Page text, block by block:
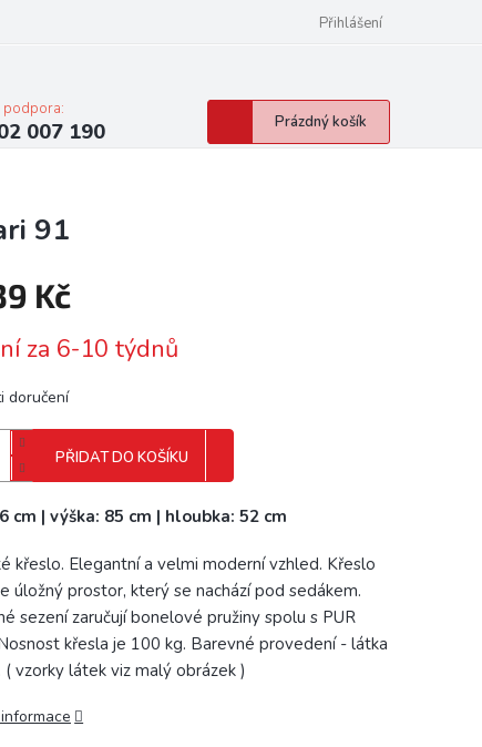
Přihlášení
podpora:
007 190
Nákupní
košík
Prázdný košík
91
Kč
za 6-10 týdnů
doručení
PŘIDAT DO KOŠÍKU
cm | výška: 85 cm | hloubka: 52 cm
křeslo. Elegantní a velmi moderní vzhled. Křeslo
úložný prostor, který se nachází pod sedákem.
sezení zaručují bonelové pružiny spolu s PUR
křesla je 100 kg. Barevné provedení - látka
( vzorky látek viz malý obrázek )